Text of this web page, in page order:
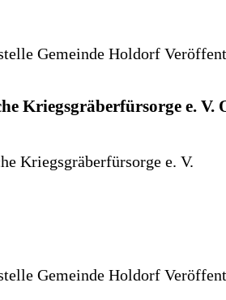
Gemeinde Holdorf
Kriegsgräberfürsorge e. V.
Gemeinde Holdorf